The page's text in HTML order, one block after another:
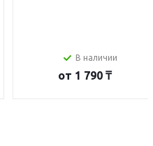
В наличии
от 1 790 ₸